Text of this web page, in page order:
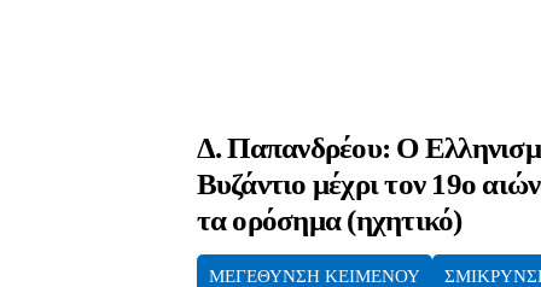
Δ. Παπανδρέου: Ο
Βυζάντιο μέχρι τον 19ο
τα ορόσημα (ηχητικό)
ΜΕΓΕΘΥΝΣΗ ΚΕΙΜΕΝΟΥ